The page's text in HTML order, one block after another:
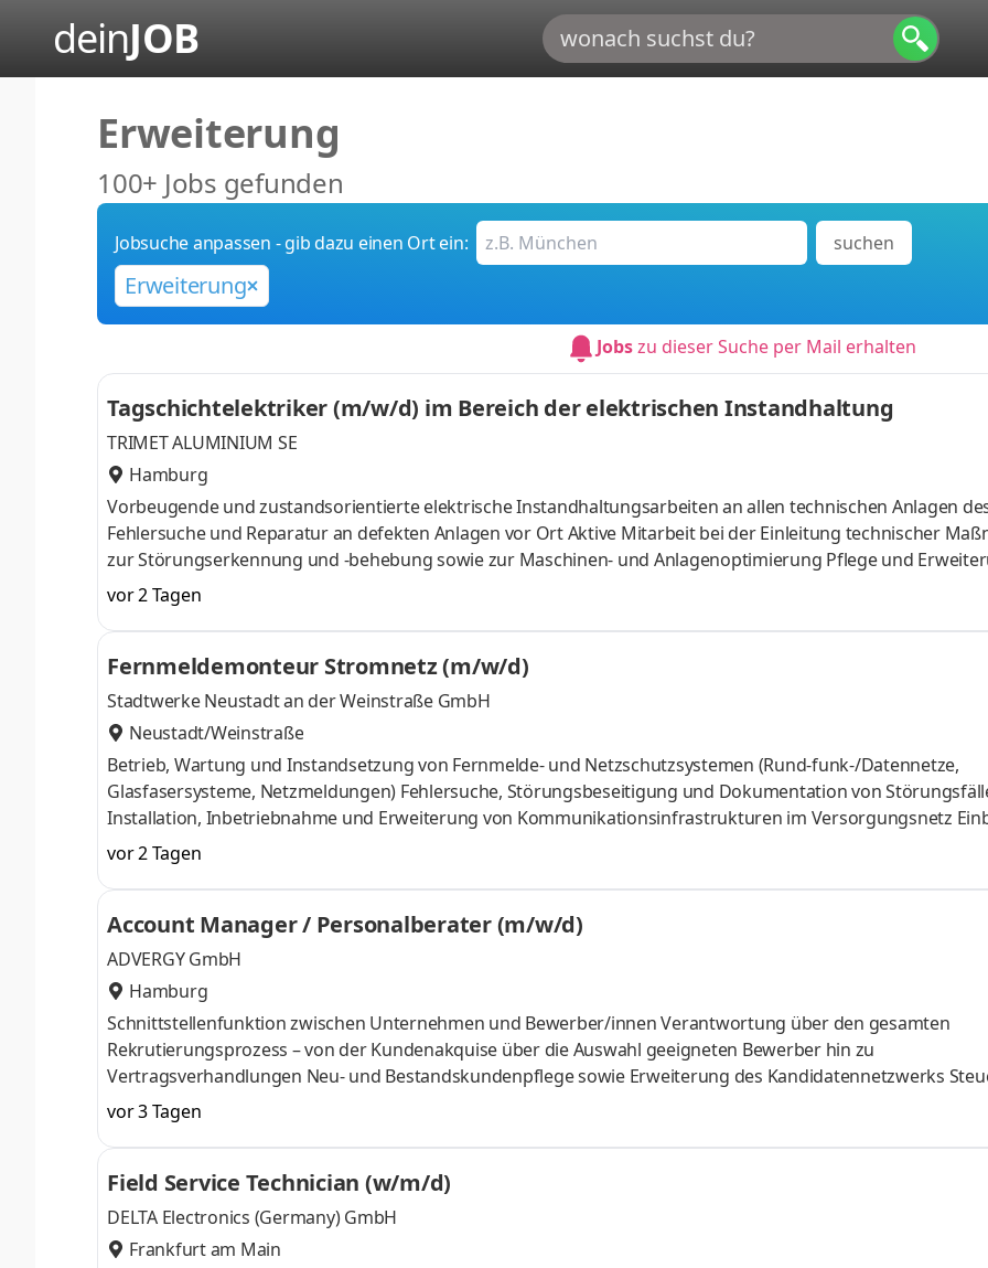
deinJOB
Erweiterung
100+ Jobs gefunden
Jobsuche anpassen - gib dazu einen Ort ein: suchen
Erweiterung
Jobszu dieser Suche per Mail erhalten
Tagschichtelektriker (m/w/d) im Bereich der elektrischen Instandhaltung
TRIMET ALUMINIUM SE
Hamburg
Vorbeugende und zustandsorientierte elektrische Instandhaltungsarbeiten an allen technischen Anlagen
Fehlersuche und Reparatur an defekten Anlagen vor Ort Aktive Mitarbeit bei der Einleitung technischer
zur Störungserkennung und -behebung sowie zur Maschinen- und Anlagenoptimierung Pflege und
Anlagendokumentation
vor 2 Tagen
Fernmeldemonteur Stromnetz (m/w/d)
Stadtwerke Neustadt an der Weinstraße GmbH
Neustadt/Weinstraße
Betrieb, Wartung und Instandsetzung von Fernmelde- und Netzschutzsystemen (Rund-funk-/Datennetze,
Glasfasersysteme, Netzmeldungen) Fehlersuche, Störungsbeseitigung und Dokumentation von Störungsfällen
Installation, Inbetriebnahme und Erweiterung von Kommunikationsinfrastrukturen im Versorgungsnetz Einbau und
Inbetriebnahme von Mess- und Wandlertechnik in Trafostationen Planung und Durchführung von Wartungs- und
Prüfungsarbeiten gemäß Vorschriften
vor 2 Tagen
Account Manager / Personalberater (m/w/d)
ADVERGY GmbH
Hamburg
Schnittstellenfunktion zwischen Unternehmen und Bewerber/innen Verantwortung über den gesamten
Rekrutierungsprozess – von der Kundenakquise über die Auswahl geeigneten Bewerber hin zu
Vertragsverhandlungen Neu- und Bestandskundenpflege sowie Erweiterung des Kandidatennetzwerks Steuerung
und Optimierung der Recruitingprozesse Führung von Kundenmeetings sowie die Teilnahme an Messen und
Recruiting Veranstaltungen Allgemeines Kunden- und Bewerbermanagement (Pflege des elektronischen
Bewerbungstools und der internen Datenbank, etc..)
vor 3 Tagen
Field Service Technician (w/m/d)
DELTA Electronics (Germany) GmbH
Frankfurt am Main